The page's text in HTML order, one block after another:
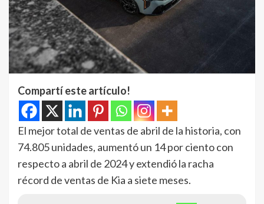
Compartí este artículo!
El mejor total de ventas de abril de la historia, con
74.805 unidades, aumentó un 14 por ciento con
respecto a abril de 2024 y extendió la racha
récord de ventas de Kia a siete meses.